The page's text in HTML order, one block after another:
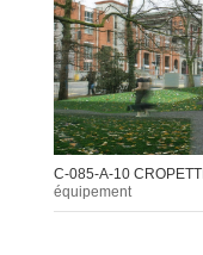
C-085-A-10
équipement